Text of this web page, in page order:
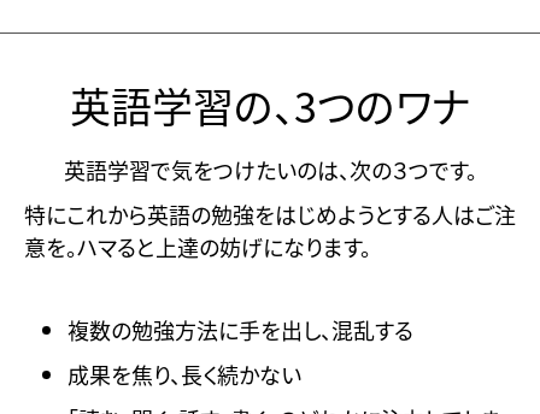
英語学習の、3つのワナ
英語学習で気をつけたいのは、次の３つです。
特にこれから英語の勉強をはじめようとする人はご注
意を。ハマると上達の妨げになります。
複数の勉強方法に手を出し、混乱する
成果を焦り、長く続かない